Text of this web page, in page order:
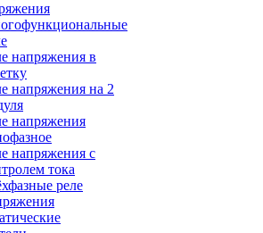
напряжения в
напряжения на 2
напряжения
напряжения с
тока
реле